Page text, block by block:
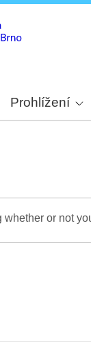
Prohlížení
or not